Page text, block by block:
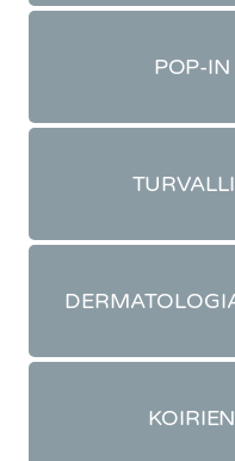
POP-IN